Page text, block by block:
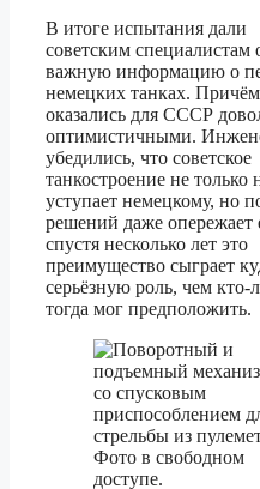
В итоге испытания дали
советским специалистам
важную информацию о
немецких танках.
оказались для СССР
оптимистичными.
убедились, что советское
танкостроение не только
уступает немецкому, но
решений даже опережает
спустя несколько лет это
преимущество сыграет
серьёзную роль, чем кто-
тогда мог предположить.